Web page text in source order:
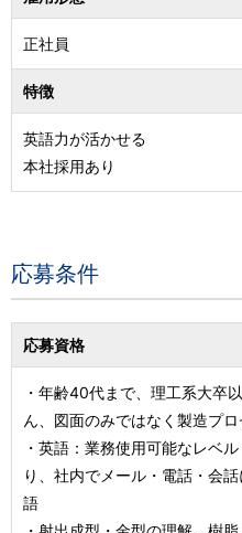
正社員
特徴
英語力が活かせる
本社採用あり
応募条件
応募資格
・年齢40代まで、理工系大
ん、図面のみではなく製造プロ
・英語：業務使用可能なレベ
り、社内でメール・電話・会
語